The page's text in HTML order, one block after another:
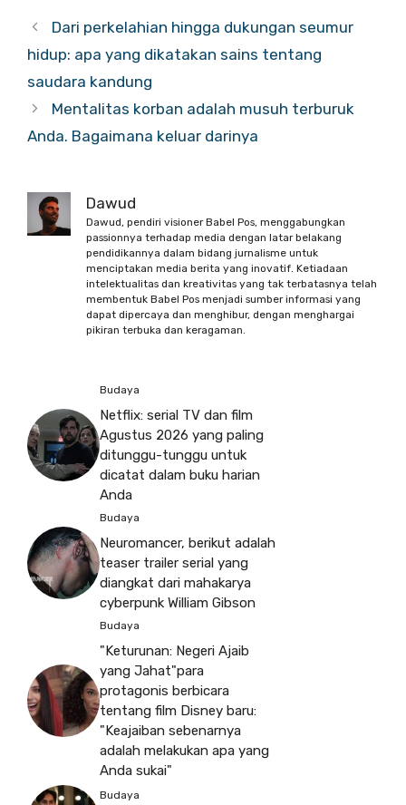
Dari perkelahian hingga dukungan seumur
hidup: apa yang dikatakan sains tentang
saudara kandung
Mentalitas korban adalah musuh terburuk
Anda. Bagaimana keluar darinya
Dawud
Dawud, pendiri visioner Babel Pos, menggabungkan
passionnya terhadap media dengan latar belakang
pendidikannya dalam bidang jurnalisme untuk
menciptakan media berita yang inovatif. Ketiadaan
intelektualitas dan kreativitas yang tak terbatasnya telah
membentuk Babel Pos menjadi sumber informasi yang
dapat dipercaya dan menghibur, dengan menghargai
pikiran terbuka dan keragaman.
Budaya
Netflix: serial TV dan film
Agustus 2026 yang paling
ditunggu-tunggu untuk
dicatat dalam buku harian
Anda
Budaya
Neuromancer, berikut adalah
teaser trailer serial yang
diangkat dari mahakarya
cyberpunk William Gibson
Budaya
"Keturunan: Negeri Ajaib
yang Jahat"para
protagonis berbicara
tentang film Disney baru:
"Keajaiban sebenarnya
adalah melakukan apa yang
Anda sukai"
Budaya